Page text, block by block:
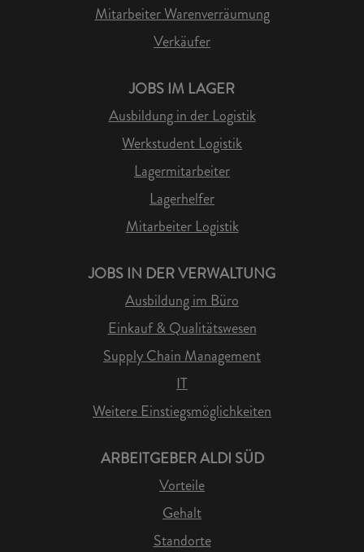
Mitarbeiter Warenverräumung
Verkäufer
JOBS IM LAGER
Ausbildung in der Logistik
Werkstudent Logistik
Lagermitarbeiter
Lagerhelfer
Mitarbeiter Logistik
JOBS IN DER VERWALTUNG
Ausbildung im Büro
Einkauf & Qualitätswesen
Supply Chain Management
IT
Weitere Einstiegsmöglichkeiten
ARBEITGEBER ALDI SÜD
Vorteile
Gehalt
Standorte